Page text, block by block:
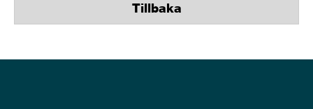
Tillbaka